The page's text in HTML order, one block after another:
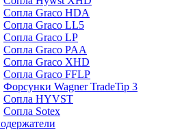
Сопла Graco HDA
Сопла Graco LL5
Сопла Graco LP
Сопла Graco PAA
Сопла Graco XHD
Сопла Graco FFLP
Форсунки Wagner TradeTip 3
Сопла HYVST
Сопла Sotex